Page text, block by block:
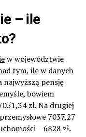
– ile
w województwie
tym, ile w danych
pensję
bowiem
zł. Na drugiej
7037,27
– 6828 zł.